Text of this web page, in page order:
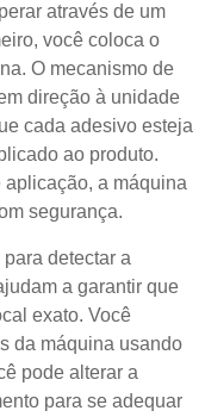
através de um
você coloca o
O mecanismo de
direção à unidade
cada adesivo esteja
ao produto.
a máquina
segurança.
detectar a
a garantir que
exato. Você
da máquina usando
pode alterar a
para se adequar